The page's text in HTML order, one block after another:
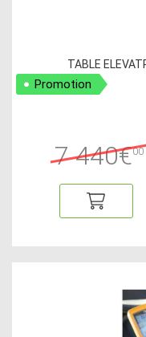
TABLE
Promotion
7 440€00